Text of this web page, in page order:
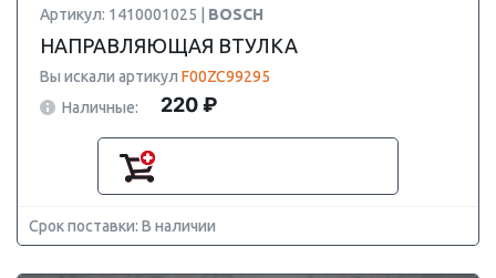
Артикул: 1410001025 | BOSCH
НАПРАВЛЯЮЩАЯ ВТУЛКА
Вы искали артикул F00ZC99295
Наличные:
220 ₽
Срок поставки: В наличии